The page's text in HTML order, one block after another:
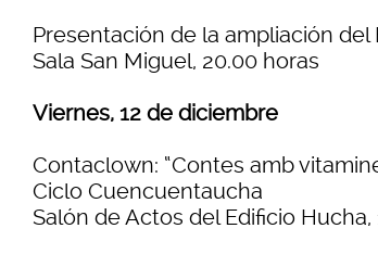
Presentación de la ampliación del
Sala San Miguel, 20.00 horas
Viernes, 12 de diciembre
Contaclown: “Contes amb
Ciclo Cuencuentaucha
Salón de Actos del Edificio Hucha,